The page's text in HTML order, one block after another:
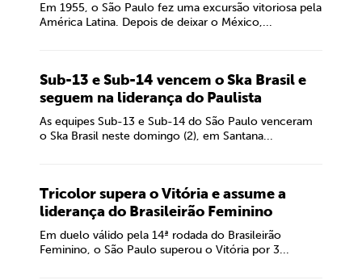
Em 1955, o São Paulo fez uma excursão vitoriosa pela
América Latina. Depois de deixar o México,...
Sub-13 e Sub-14 vencem o Ska Brasil e
seguem na liderança do Paulista
As equipes Sub-13 e Sub-14 do São Paulo venceram
o Ska Brasil neste domingo (2), em Santana...
Tricolor supera o Vitória e assume a
liderança do Brasileirão Feminino
Em duelo válido pela 14ª rodada do Brasileirão
Feminino, o São Paulo superou o Vitória por 3...